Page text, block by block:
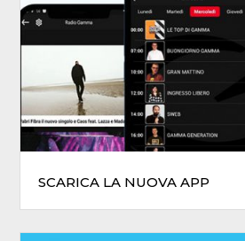
SCARICA LA NUOVA APP